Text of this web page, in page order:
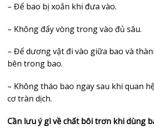
– Để bao bị xoắn khi đưa vào.
– Không đẩy vòng trong vào đủ sâu.
– Để dương vật đi vào giữa bao và
bên trong bao.
– Không tháo bao ngay sau khi quan
cơ tràn dịch.
Cần lưu ý gì về chất bôi trơn khi dùng